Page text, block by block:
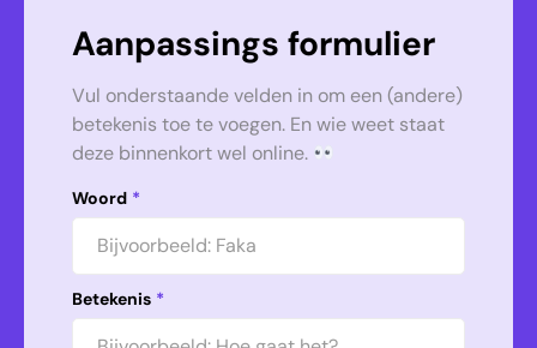
Aanpassings formulier
Vul onderstaande velden in om een (andere)
betekenis toe te voegen. En wie weet staat
deze binnenkort wel online.
Woord *
Betekenis *